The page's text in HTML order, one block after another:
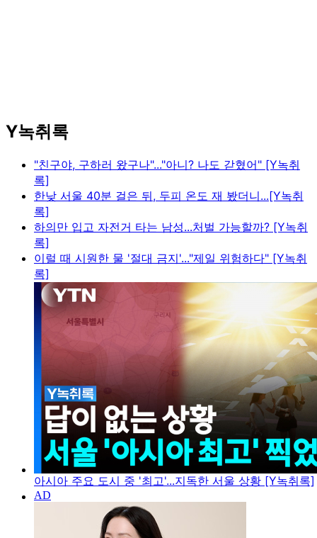
Y녹취록
"친구야, 구하러 왔구나"..."아니? 나도 갇혔어" [Y녹취
록]
한낮 서울 40분 걸은 뒤, 두피 온도 재 봤더니...[Y녹취
록]
하의만 입고 자전거 타는 남성...처벌 가능할까? [Y녹취
록]
이럴 때 시원한 물 '절대 금지'..."제일 위험하다" [Y녹취
록]
아시아 주요 도시 중 '최고'...지독한 서울 상황 [Y녹취록]